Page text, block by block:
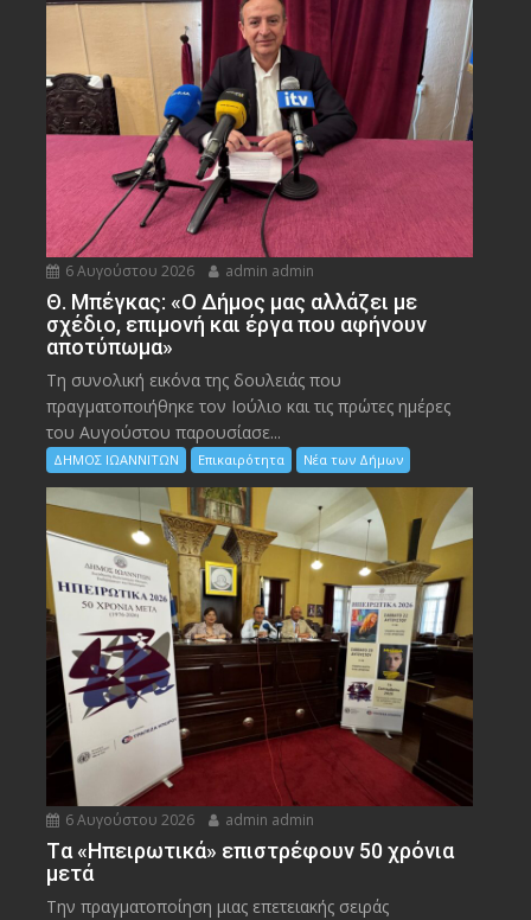
6 Αυγούστου 2026 admin admin
Θ. Μπέγκας: «Ο Δήμος μας αλλάζει με
σχέδιο, επιμονή και έργα που αφήνουν
αποτύπωμα»
Τη συνολική εικόνα της δουλειάς που
πραγματοποιήθηκε τον Ιούλιο και τις πρώτες ημέρες
του Αυγούστου παρουσίασε...
ΔΗΜΟΣ ΙΩΑΝΝΙΤΩΝ Επικαιρότητα Νέα των Δήμων
6 Αυγούστου 2026 admin admin
Tα «Ηπειρωτικά» επιστρέφουν 50 χρόνια
μετά
Την πραγματοποίηση μιας επετειακής σειράς